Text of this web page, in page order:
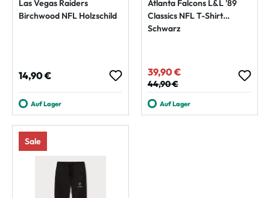
Las Vegas Raiders
Birchwood NFL Holzschild
Regulärer Preis:
14,90 €
Auf Lager
Atlanta Falcons L&L '89
Classics NFL T-Shirt
Schwarz
Verkaufspreis:
39,90 €
Regulärer Preis:
44,90 €
Auf Lager
Sale